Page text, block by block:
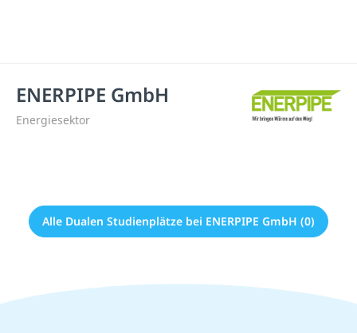
ENERPIPE GmbH
Energiesektor
Alle Dualen Studienplätze bei ENERPIPE GmbH (0)